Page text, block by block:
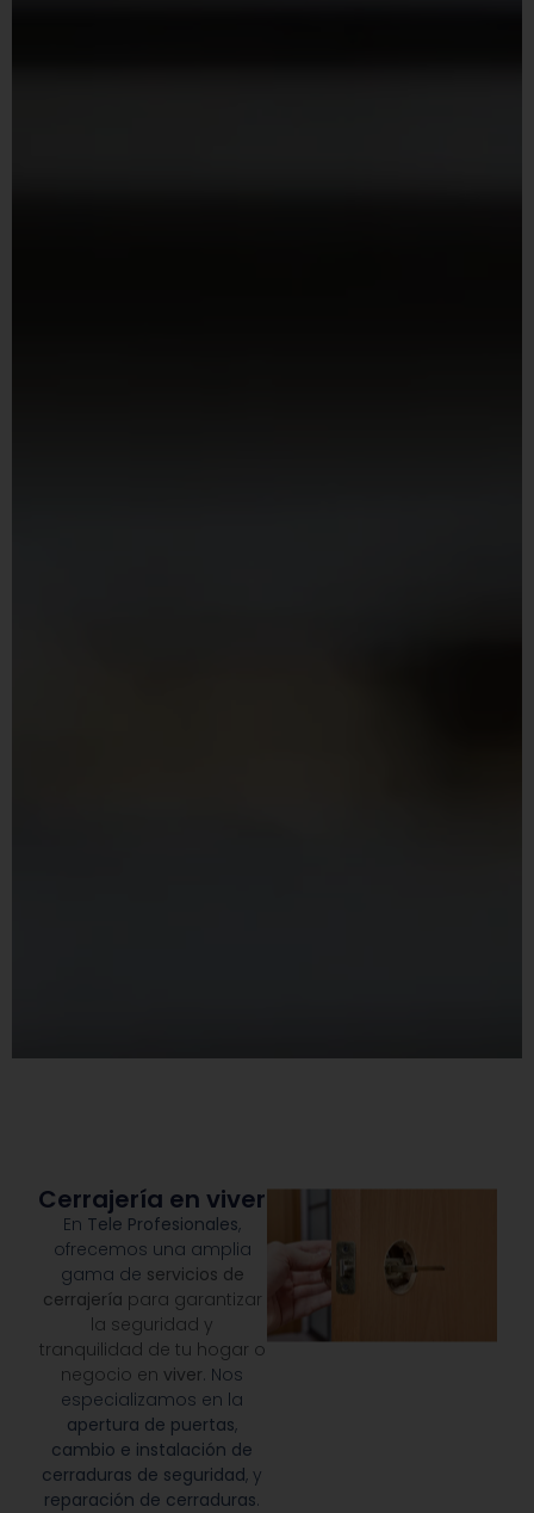
Cerrajería en viver
En Tele Profesionales,
ofrecemos una amplia
gama de servicios de
cerrajería para garantizar
la seguridad y
tranquilidad de tu hogar o
negocio en viver. Nos
especializamos en la
apertura de puertas,
cambio e instalación de
cerraduras de seguridad, y
reparación de cerraduras.